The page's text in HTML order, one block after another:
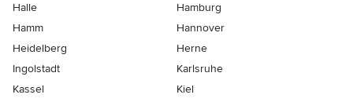
Halle
Hamburg
Hamm
Hannover
Heidelberg
Herne
Ingolstadt
Karlsruhe
Kassel
Kiel